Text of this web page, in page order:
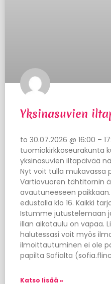
Yksinasuvien
to 30.07.2026 @ 16:00 –
tuomiokirkkoseurakunta
yksinasuvien iltapäivää
Nyt voit tulla mukavassa
Vartiovuoren tähtitornin
avautuneeseen
edustalla klo 16. Kaikki
Istumme jutustelemaan
illan aikataulu on vapaa.
halutessasi voit myös
ilmoittautuminen ei ole
papilta Sofialta
Katso lisää »